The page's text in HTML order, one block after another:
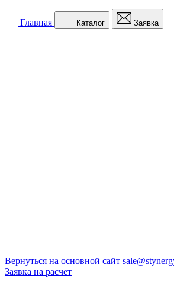
Главная Каталог Заявка
Вернуться на основной сайт
Заявка на расчет